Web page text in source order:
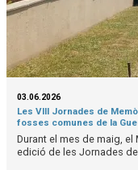
03.06.2026
Les VIII Jornades de
fosses comunes de la
Durant el mes de maig,
edició de les Jornades